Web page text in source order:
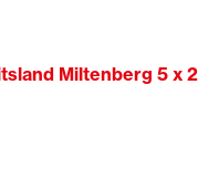
Miltenberg 5 x